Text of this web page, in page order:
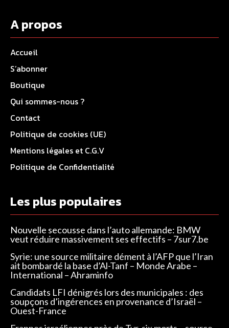
A propos
Accueil
S’abonner
Boutique
Qui sommes-nous ?
Contact
Politique de cookies (UE)
Mentions légales et C.G.V
Politique de Confidentialité
Les plus populaires
Nouvelle secousse dans l’auto allemande: BMW
veut réduire massivement ses effectifs – 7sur7.be
Syrie: une source militaire dément à l’AFP que l’Iran
ait bombardé la base d’Al-Tanf – Monde Arabe –
International – Ahraminfo
Candidats LFI dénigrés lors des municipales : des
soupçons d’ingérences en provenance d’Israël –
Ouest-France